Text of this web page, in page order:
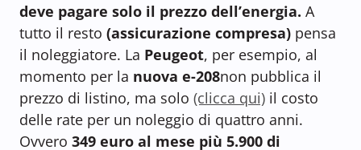
deve pagare solo il prezzo dell’energia. A
tutto il resto (assicurazione compresa) pensa
il noleggiatore. La Peugeot, per esempio, al
momento per la nuova e-208non pubblica il
prezzo di listino, ma solo (clicca qui) il costo
delle rate per un noleggio di quattro anni.
Ovvero 349 euro al mese più 5.900 di